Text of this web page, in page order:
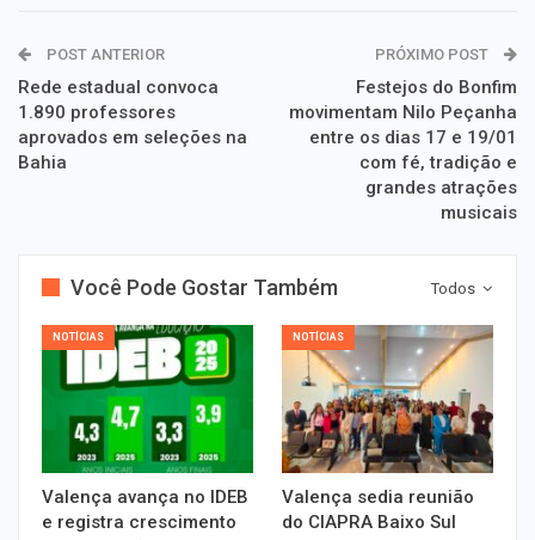
POST ANTERIOR
Rede estadual convoca
1.890 professores
aprovados em seleções na
Bahia
PRÓXIMO POST
Festejos do Bonfim
movimentam Nilo Peçanha
entre os dias 17 e 19/01
com fé, tradição e
grandes atrações
musicais
Todos
Você Pode Gostar Também
NOTÍCIAS
Valença avança no IDEB
e registra crescimento
NOTÍCIAS
Valença sedia reunião
do CIAPRA Baixo Sul